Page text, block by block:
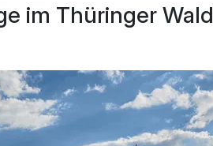
im Thüringer Wald